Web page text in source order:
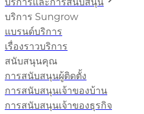
บริการ Sungrow
แบรนด์บริการ
เรื่องราวบริการ
สนับสนุนคุณ
การสนับสนุนผู้ติดตั้ง
การสนับสนุนเจ้าของบ้าน
การสนับสนุนเจ้าของธุรกิจ